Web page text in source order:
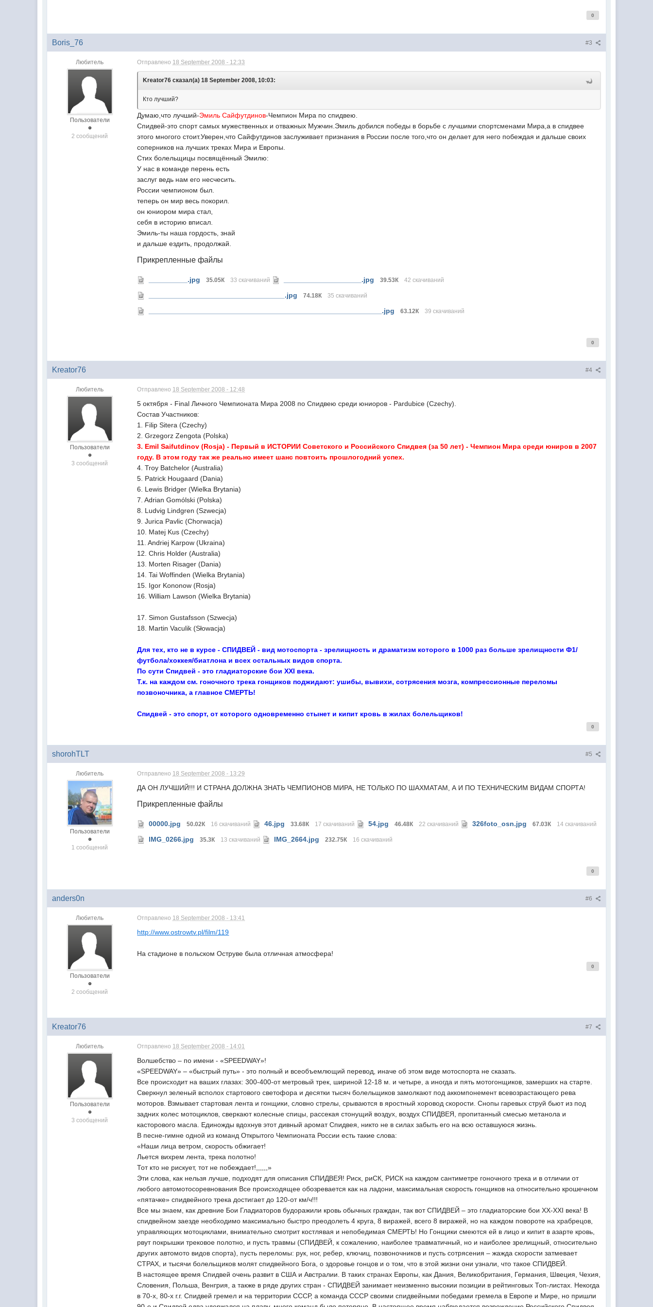
0
#3
Boris_76
Любитель
Пользователи
2 сообщений
Отправлено 18 September 2008 - 12:33
Kreator76 сказал(а) 18 September 2008, 10:03:
Кто лучший?
Думаю,что лучший-Эмиль Сайфутдинов-Чемпион Мира по спидвею.
Спидвей-это спорт самых мужественных и отважных Мужчин.Эмиль добился победы в борьбе с лучшими спортсменами Мира,а в спидвее
этого многого стоит.Уверен,что Сайфутдинов заслуживает признания в России после того,что он делает для него побеждая и дальше своих
соперников на лучших треках Мира и Европы.
Стих болельщицы посвящённый Эмилю:
У нас в команде перень есть
заслуг ведь нам его несчесить.
России чемпионом был.
теперь он мир весь покорил.
он юниором мира стал,
себя в историю вписал.
Эмиль-ты наша гордость, знай
и дальше ездить, продолжай.
Прикрепленные файлы
__________.jpg 35.05К 33 скачиваний ____________________.jpg 39.53К 42 скачиваний
___________________________________.jpg 74.18К 35 скачиваний
____________________________________________________________.jpg 63.12К 39 скачиваний
0
#4
Kreator76
Любитель
Пользователи
3 сообщений
Отправлено 18 September 2008 - 12:48
5 октября - Final Личного Чемпионата Мира 2008 по Спидвею среди юниоров - Pardubice (Czechy).
Состав Участников:
1. Filip Sitera (Czechy)
2. Grzegorz Zengota (Polska)
3. Emil Saifutdinov (Rosja) - Первый в ИСТОРИИ Советского и Российского Спидвея (за 50 лет) - Чемпион Мира среди юниров в 2007
году. В этом году так же реально имеет шанс повтоить прошлогодний успех.
4. Troy Batchelor (Australia)
5. Patrick Hougaard (Dania)
6. Lewis Bridger (Wielka Brytania)
7. Adrian Gomólski (Polska)
8. Ludvig Lindgren (Szwecja)
9. Jurica Pavlic (Chorwacja)
10. Matej Kus (Czechy)
11. Andriej Karpow (Ukraina)
12. Chris Holder (Australia)
13. Morten Risager (Dania)
14. Tai Woffinden (Wielka Brytania)
15. Igor Kononow (Rosja)
16. William Lawson (Wielka Brytania)
17. Simon Gustafsson (Szwecja)
18. Martin Vaculik (Słowacja)
Для тех, кто не в курсе - СПИДВЕЙ - вид мотоспорта - зрелищность и драматизм которого в 1000 раз больше зрелищности Ф1/
футбола/хоккея/биатлона и всех остальных видов спорта.
По сути Спидвей - это гладиаторские бои XXI века.
Т.к. на каждом см. гоночного трека гонщиков поджидают: ушибы, вывихи, сотрясения мозга, компрессионные переломы
позвоночника, а главное СМЕРТЬ!
Спидвей - это спорт, от которого одновременно стынет и кипит кровь в жилах болельщиков!
0
#5
shorohTLT
Любитель
Пользователи
1 сообщений
Отправлено 18 September 2008 - 13:29
ДА ОН ЛУЧШИЙ!!! И СТРАНА ДОЛЖНА ЗНАТЬ ЧЕМПИОНОВ МИРА, НЕ ТОЛЬКО ПО ШАХМАТАМ, А И ПО ТЕХНИЧЕСКИМ ВИДАМ СПОРТА!
Прикрепленные файлы
00000.jpg 50.02К 16 скачиваний 46.jpg 33.68К 17 скачиваний 54.jpg 46.48К 22 скачиваний 326foto_osn.jpg 67.03К 14 скачиваний
IMG_0266.jpg 35.3К 13 скачиваний IMG_2664.jpg 232.75К 16 скачиваний
0
#6
anders0n
Любитель
Пользователи
2 сообщений
Отправлено 18 September 2008 - 13:41
http://www.ostrowtv.pl/film/119
На стадионе в польском Оструве была отличная атмосфера!
0
#7
Kreator76
Любитель
Пользователи
3 сообщений
Отправлено 18 September 2008 - 14:01
Волшебство – по имени - «SPEEDWAY»!
«SPEEDWAY» – «быстрый путь» - это полный и всеобъемлющий перевод, иначе об этом виде мотоспорта не сказать.
Все происходит на ваших глазах: 300-400-от метровый трек, шириной 12-18 м. и четыре, а иногда и пять мотогонщиков, замерших на старте.
Сверкнул зеленый всполох стартового светофора и десятки тысяч болельщиков замолкают под аккомпонемент всевозрастающего рева
моторов. Взмывает стартовая лента и гонщики, словно стрелы, срываются в яростный хоровод скорости. Снопы гаревых струй бьют из под
задних колес мотоциклов, сверкают колесные спицы, рассекая стонущий воздух, воздух СПИДВЕЯ, пропитанный смесью метанола и
касторового масла. Единожды вдохнув этот дивный аромат Спидвея, никто не в силах забыть его на всю оставшуюся жизнь.
В песне-гимне одной из команд Открытого Чемпионата России есть такие слова:
«Наши лица ветром, скорость обжигает!
Льется вихрем лента, трека полотно!
Тот кто не рискует, тот не побеждает!,,,,,,»
Эти слова, как нельзя лучше, подходят для описания СПИДВЕЯ! Риск, риСК, РИСК на каждом сантиметре гоночного трека и в отличии от
любого автомотосоревнования Все происходящее обозревается как на ладони, максимальная скорость гонщиков на относительно крошечном
«пятачке» спидвейного трека достигает до 120-от км/ч!!!
Все мы знаем, как древние Бои Гладиаторов будоражили кровь обычных граждан, так вот СПИДВЕЙ – это гладиаторские бои XX-XXI века! В
спидвейном заезде необходимо максимально быстро преодолеть 4 круга, 8 виражей, всего 8 виражей, но на каждом повороте на храбрецов,
управляющих мотоциклами, внимательно смотрит костлявая и непобедимая СМЕРТЬ! Но Гонщики смеются ей в лицо и кипит в азарте кровь,
рвут покрышки трековое полотно, и пусть травмы (СПИДВЕЙ, к сожалению, наиболее травматичный, но и наиболее зрелищный, относительно
других автомото видов спорта), пусть переломы: рук, ног, ребер, ключиц, позвоночников и пусть сотрясения – жажда скорости затмевает
СТРАХ, и тысячи болельщиков молят спидвейного Бога, о здоровье гонцов и о том, что в этой жизни они узнали, что такое СПИДВЕЙ.
В настоящее время Спидвей очень развит в США и Австралии. В таких странах Европы, как Дания, Великобритания, Германия, Швеция, Чехия,
Словения, Польша, Венгрия, а также в ряде других стран - СПИДВЕЙ занимает неизменно высокии позиции в рейтинговых Топ-листах. Некогда
в 70-х, 80-х г.г. Спидвей гремел и на территории СССР, а команда СССР своими спидвейными победами гремела в Европе и Мире, но пришли